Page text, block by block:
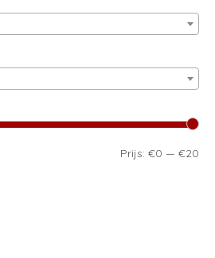
Prijs: €0 — €20